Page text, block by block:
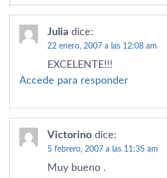
Julia dice:
22 enero, 2007 a las 12:08 am
EXCELENTE!!!
Accede para responder
Victorino dice:
5 febrero, 2007 a las 11:35 am
Muy bueno .